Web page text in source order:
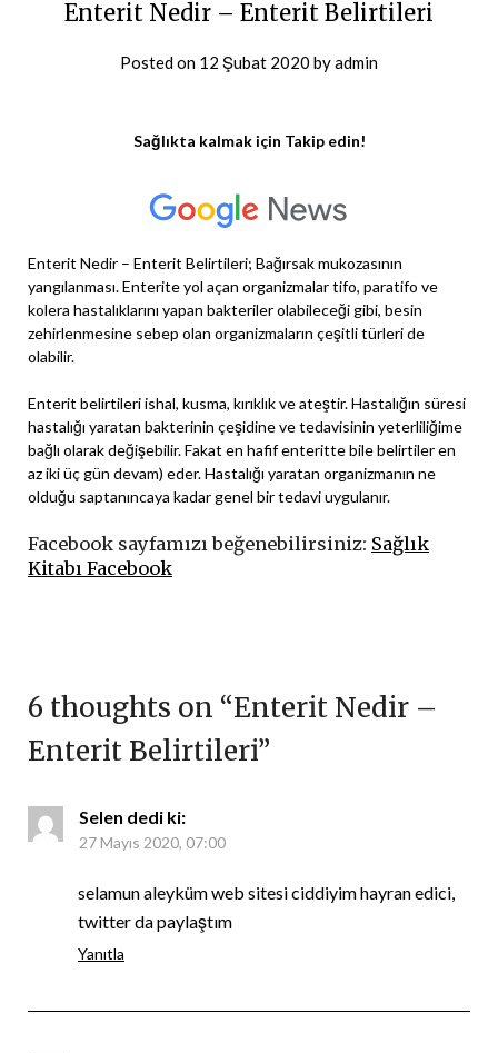
Enterit Nedir – Enterit Belirtileri
Posted on 12 Şubat 2020 byadmin
Sağlıkta kalmak için Takip edin!
Enterit Nedir – Enterit Belirtileri; Bağırsak mukozasının
yangılanması. Enterite yol açan organizmalar tifo, paratifo ve
kolera hastalıklarını yapan bakteriler olabileceği gibi, besin
zehirlenmesine sebep olan organizmaların çeşitli türleri de
olabilir.
Enterit belirtileri ishal, kusma, kırıklık ve ateştir. Hastalığın süresi
hastalığı yaratan bakterinin çeşidine ve tedavisinin yeterliliğime
bağlı olarak değişebilir. Fakat en hafif enteritte bile belirtiler en
az iki üç gün devam) eder. Hastalığı yaratan organizmanın ne
olduğu saptanıncaya kadar genel bir tedavi uygulanır.
Facebook sayfamızı beğenebilirsiniz: Sağlık
Kitabı Facebook
6 thoughts on “Enterit Nedir –
Enterit Belirtileri”
Selen dedi ki:
27 Mayıs 2020, 07:00
selamun aleyküm web sitesi ciddiyim hayran edici,
twitter da paylaştım
Yanıtla